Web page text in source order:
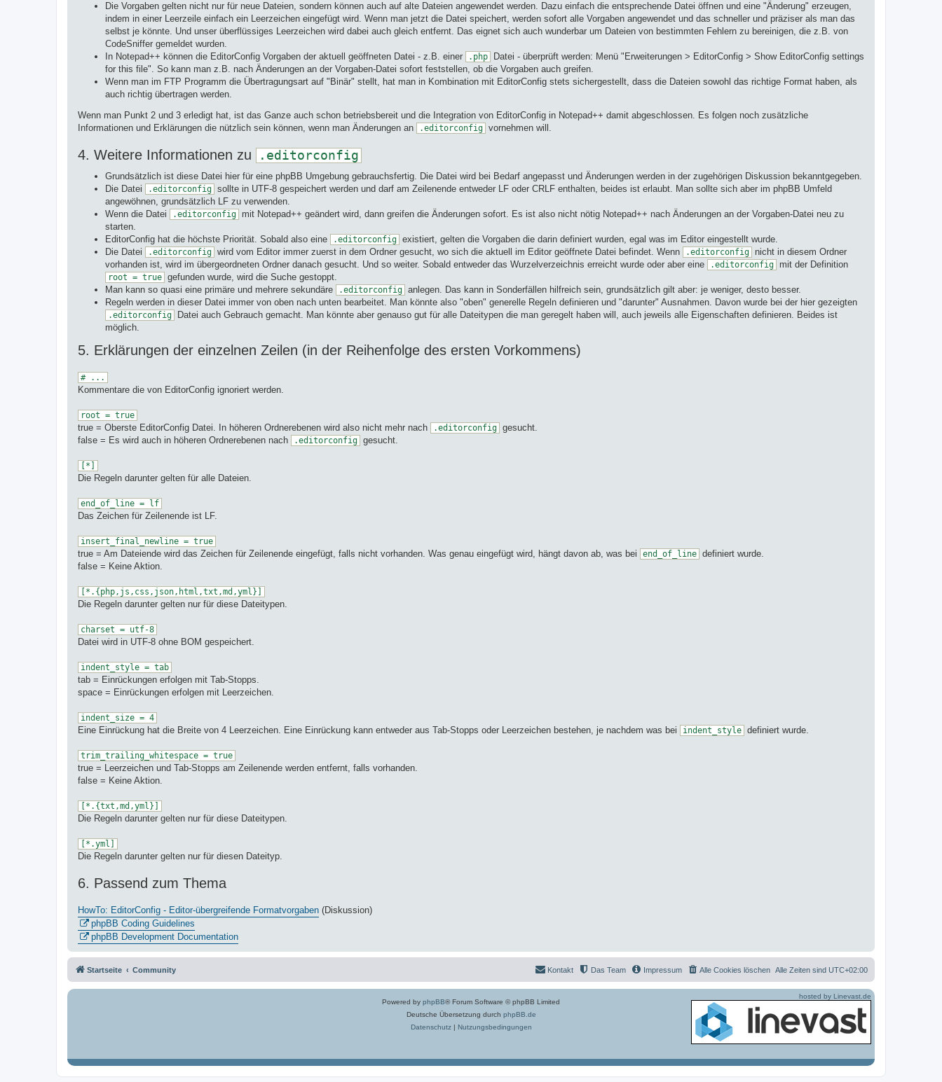
[*.{json,yml}]
indent_style
Die Vorgaben gelten nicht nur für neue Dateien, sondern können auch auf alte Dateien angewendet werden. Dazu einfach die entsprechende Datei öffnen und eine "Änderung" erzeugen,
indem in einer Leerzeile einfach ein Leerzeichen eingefügt wird. Wenn man jetzt die Datei speichert, werden sofort alle Vorgaben angewendet und das schneller und präziser als man das
selbst je könnte. Und unser überflüssiges Leerzeichen wird dabei auch gleich entfernt. Das eignet sich auch wunderbar um Dateien von bestimmten Fehlern zu bereinigen, die z.B. von
CodeSniffer gemeldet wurden.
In Notepad++ können die EditorConfig Vorgaben der aktuell geöffneten Datei - z.B. einer
.php
Datei - überprüft werden: Menü "Erweiterungen > EditorConfig > Show EditorConfig settings
for this file". So kann man z.B. nach Änderungen an der Vorgaben-Datei sofort feststellen, ob die Vorgaben auch greifen.
Wenn man im FTP Programm die Übertragungsart auf "Binär" stellt, hat man in Kombination mit EditorConfig stets sichergestellt, dass die Dateien sowohl das richtige Format haben, als
auch richtig übertragen werden.
Wenn man Punkt 2 und 3 erledigt hat, ist das Ganze auch schon betriebsbereit und die Integration von EditorConfig in Notepad++ damit abgeschlossen. Es folgen noch zusätzliche
Informationen und Erklärungen die nützlich sein können, wenn man Änderungen an
.editorconfig vornehmen will.
4. Weitere Informationen zu .editorconfig
Grundsätzlich ist diese Datei hier für eine phpBB Umgebung gebrauchsfertig. Die Datei wird bei Bedarf angepasst und Änderungen werden in der zugehörigen Diskussion bekanntgegeben.
Die Datei
.editorconfig sollte in UTF-8 gespeichert werden und darf am Zeilenende entweder LF oder CRLF enthalten, beides ist erlaubt. Man sollte sich aber im phpBB Umfeld
angewöhnen, grundsätzlich LF zu verwenden.
Wenn die Datei
.editorconfig
mit Notepad++ geändert wird, dann greifen die Änderungen sofort. Es ist also nicht nötig Notepad++ nach Änderungen an der Vorgaben-Datei neu zu
starten.
EditorConfig hat die höchste Priorität. Sobald also eine
.editorconfig existiert, gelten die Vorgaben die darin definiert wurden, egal was im Editor eingestellt wurde.
Die Datei
.editorconfig wird vom Editor immer zuerst in dem Ordner gesucht, wo sich die aktuell im Editor geöffnete Datei befindet. Wenn .editorconfig
nicht in diesem Ordner
vorhanden ist, wird im übergeordneten Ordner danach gesucht. Und so weiter. Sobald entweder das Wurzelverzeichnis erreicht wurde oder aber eine
.editorconfig mit der Definition
root = true gefunden wurde, wird die Suche gestoppt.
Man kann so quasi eine primäre und mehrere sekundäre
.editorconfig anlegen. Das kann in Sonderfällen hilfreich sein, grundsätzlich gilt aber: je weniger, desto besser.
Regeln werden in dieser Datei immer von oben nach unten bearbeitet. Man könnte also "oben" generelle Regeln definieren und "darunter" Ausnahmen. Davon wurde bei der hier gezeigten
.editorconfig
Datei auch Gebrauch gemacht. Man könnte aber genauso gut für alle Dateitypen die man geregelt haben will, auch jeweils alle Eigenschaften definieren. Beides ist
möglich.
5. Erklärungen der einzelnen Zeilen (in der Reihenfolge des ersten Vorkommens)
# ...
Kommentare die von EditorConfig ignoriert werden.
root = true
true = Oberste EditorConfig Datei. In höheren Ordnerebenen wird also nicht mehr nach .editorconfig gesucht.
false = Es wird auch in höheren Ordnerebenen nach
.editorconfig gesucht.
[*]
Die Regeln darunter gelten für alle Dateien.
end_of_line = lf
Das Zeichen für Zeilenende ist LF.
insert_final_newline = true
true = Am Dateiende wird das Zeichen für Zeilenende eingefügt, falls nicht vorhanden. Was genau eingefügt wird, hängt davon ab, was bei end_of_line definiert wurde.
false = Keine Aktion.
[*.{php,js,css,json,html,txt,md,yml}]
Die Regeln darunter gelten nur für diese Dateitypen.
charset = utf-8
Datei wird in UTF-8 ohne BOM gespeichert.
indent_style = tab
tab = Einrückungen erfolgen mit Tab-Stopps.
space = Einrückungen erfolgen mit Leerzeichen.
indent_size = 4
Eine Einrückung hat die Breite von 4 Leerzeichen. Eine Einrückung kann entweder aus Tab-Stopps oder Leerzeichen bestehen, je nachdem was bei indent_style definiert wurde.
trim_trailing_whitespace = true
true = Leerzeichen und Tab-Stopps am Zeilenende werden entfernt, falls vorhanden.
false = Keine Aktion.
[*.{txt,md,yml}]
Die Regeln darunter gelten nur für diese Dateitypen.
[*.yml]
Die Regeln darunter gelten nur für diesen Dateityp.
6. Passend zum Thema
HowTo: EditorConfig - Editor-übergreifende Formatvorgaben (Diskussion)
phpBB Coding Guidelines
phpBB Development Documentation
Startseite Community Alle Zeiten sind UTC+02:00
Alle Cookies löschen
Impressum
Das Team
Kontakt
Powered by phpBB® Forum Software © phpBB Limited
Deutsche Übersetzung durch phpBB.de
Datenschutz| Nutzungsbedingungen
hosted by Linevast.de